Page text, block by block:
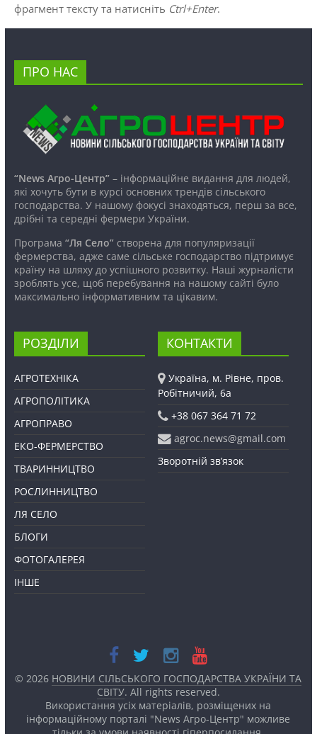
фрагмент тексту та натисніть Ctrl+Enter.
ПРО НАС
“News Агро-Центр”– інформаційне видання для людей,
які хочуть бути в курсі основних трендів сільського
господарства. У нашому фокусі знаходяться, перш за все,
дрібні та середні фермери України.
Програма “Ля Село”створена для популяризації
фермерства, адже саме сільське господарство підтримує
країну на шляху до успішного розвитку. Наші журналісти
зроблять усе, щоб перебування на нашому сайті було
максимально інформативним та цікавим.
РОЗДІЛИ
АГРОТЕХНІКА
АГРОПОЛІТИКА
АГРОПРАВО
ЕКО-ФЕРМЕРСТВО
ТВАРИННИЦТВО
РОСЛИННИЦТВО
ЛЯ СЕЛО
БЛОГИ
ФОТОГАЛЕРЕЯ
ІНШЕ
КОНТАКТИ
Україна, м. Рівне, пров.
Робітничий, 6а
+38 067 364 71 72
agroc.news@gmail.com
Зворотній зв’язок
© 2026 НОВИНИ СІЛЬСЬКОГО ГОСПОДАРСТВА УКРАЇНИ ТА
СВІТУ. All rights reserved.
Використання усіх матеріалів, розміщених на
інформаційному порталі "News Агро-Центр" можливе